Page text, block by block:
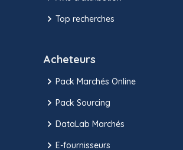
Top recherches
Acheteurs
Pack Marchés Online
Pack Sourcing
DataLab Marchés
E-fournisseurs